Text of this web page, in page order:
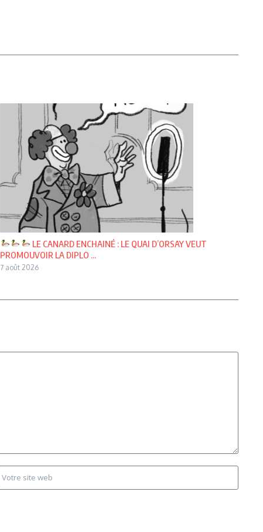
LE CANARD ENCHAINÉ : LE QUAI D’ORSAY VEUT
PROMOUVOIR LA DIPLO ...
7 août 2026